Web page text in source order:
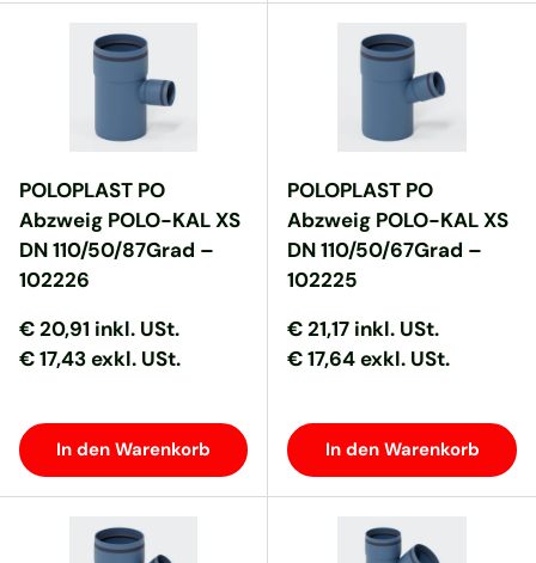
POLOPLAST PO
Abzweig POLO-KAL XS
DN 110/50/87Grad –
102226
Normaler Preis
Normaler Preis
€ 20,91 inkl. USt.
€ 17,43 exkl. USt.
In den Warenkorb
POLOPLAST PO
Abzweig POLO-KAL XS
DN 110/50/67Grad –
102225
Normaler Preis
Normaler Preis
€ 21,17 inkl. USt.
€ 17,64 exkl. USt.
In den Warenkorb